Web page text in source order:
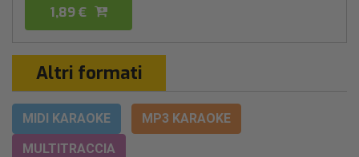
1,89 €
Altri formati
MIDI KARAOKE
MP3 KARAOKE
MULTITRACCIA